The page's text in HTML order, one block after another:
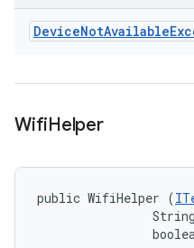
DeviceNotAvailable
WifiHelper
public WifiHelper (